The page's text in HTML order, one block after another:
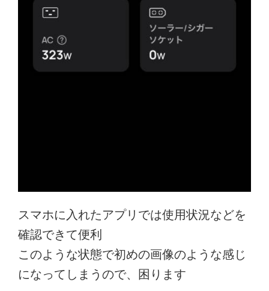
スマホに入れたアプリでは使用状況などを
確認できて便利
このような状態で初めの画像のような感じ
になってしまうので、困ります